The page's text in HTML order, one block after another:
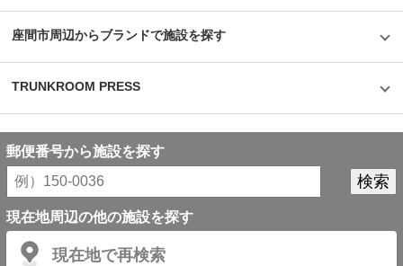
座間市周辺からブランドで施設を探す
TRUNKROOM PRESS
郵便番号から施設を探す
現在地周辺の他の施設を探す
現在地で再検索